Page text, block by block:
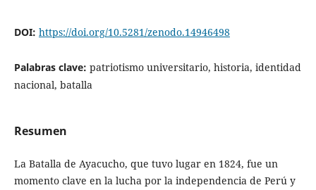
DOI: https://doi.org/10.5281/zenodo.14946498
Palabras clave: patriotismo universitario, historia, identidad
nacional, batalla
Resumen
La Batalla de Ayacucho, que tuvo lugar en 1824, fue un
momento clave en la lucha por la independencia de Perú y